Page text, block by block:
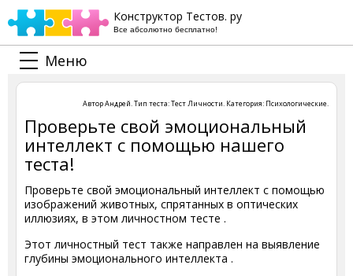
Конструктор Тестов. ру
Все абсолютно бесплатно!
Меню
АвторАндрей. Тип теста:Тест Личности. Категория: Психологические.
Проверьте свой эмоциональный
интеллект с помощью нашего
теста!
Проверьте свой эмоциональный интеллект с помощью
изображений животных, спрятанных в оптических
иллюзиях, в этом личностном тесте .
Этот личностный тест также направлен на выявление
глубины эмоционального интеллекта .